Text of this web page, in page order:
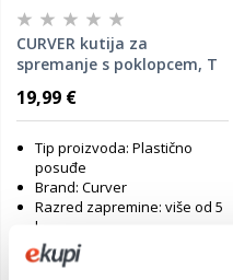
CURVER kutija za
spremanje s poklopcem, T
cm, Transparent boja
19,99 €
Tip proizvoda: Plastično
posuđe
Brand: Curver
Razred zapremine: više od 5
l
Povrat robe moguć unutar 14